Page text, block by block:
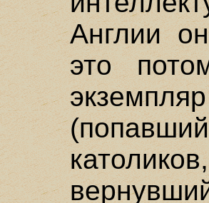
Англии
это